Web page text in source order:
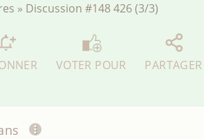
» Discussion #148 426 (3/3)
VOTER POUR PARTAGER